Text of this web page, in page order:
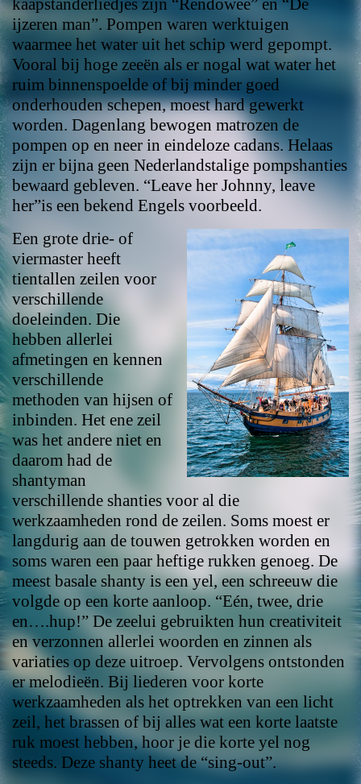
ijzeren man”. Pompen waren werktuigen
waarmee het water uit het schip werd gepompt.
Vooral bij hoge zeeën als er nogal wat water het
ruim binnenspoelde of bij minder goed
onderhouden schepen, moest hard gewerkt
worden. Dagenlang bewogen matrozen de
pompen op en neer in eindeloze cadans. Helaas
zijn er bijna geen Nederlandstalige pompshanties
bewaard gebleven. “Leave her Johnny, leave
her”is een bekend Engels voorbeeld.
Een grote drie- of
viermaster heeft
tientallen zeilen voor
verschillende
doeleinden. Die
hebben allerlei
afmetingen en kennen
verschillende
methoden van hijsen of
inbinden. Het ene zeil
was het andere niet en
daarom had de
shantyman
verschillende shanties voor al die
werkzaamheden rond de zeilen. Soms moest er
langdurig aan de touwen getrokken worden en
soms waren een paar heftige rukken genoeg. De
meest basale shanty is een yel, een schreeuw die
volgde op een korte aanloop. “Eén, twee, drie
en….hup!” De zeelui gebruikten hun creativiteit
en verzonnen allerlei woorden en zinnen als
variaties op deze uitroep. Vervolgens ontstonden
er melodieën. Bij liederen voor korte
werkzaamheden als het optrekken van een licht
zeil, het brassen of bij alles wat een korte laatste
ruk moest hebben, hoor je die korte yel nog
steeds. Deze shanty heet de “sing-out”.